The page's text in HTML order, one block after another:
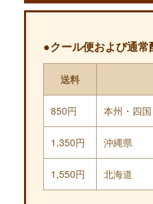
●クール便および通常
送料
850円 本州・四
1,350円 沖縄県
1,550円 北海道